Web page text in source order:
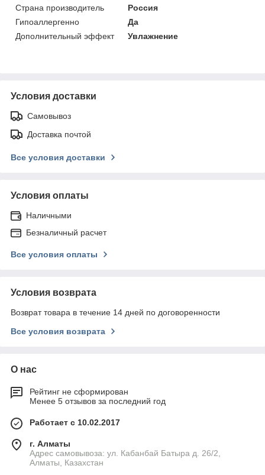
Страна производитель
Россия
Гипоаллергенно
Да
Дополнительный эффект
Увлажнение
Условия доставки
Самовывоз
Доставка почтой
Все условия доставки
Условия оплаты
Наличными
Безналичный расчет
Все условия оплаты
Условия возврата
Возврат товара в течение 14 дней по договоренности
Все условия возврата
О нас
Рейтинг не сформирован
Менее 5 отзывов за последний год
Работает с 10.02.2017
г. Алматы
Адрес самовывоза: ул. Кабанбай Батыра д. 26/2,
Алматы, Казахстан